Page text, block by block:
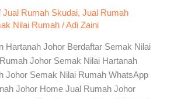
Jual Rumah Skudai,Jual Rumah
Nilai Rumah /Adi Zaini
Hartanah Johor Berdaftar Semak Nilai
Johor Semak Nilai Hartanah
Johor Semak Nilai Rumah WhatsApp
Johor Home Jual Rumah Johor